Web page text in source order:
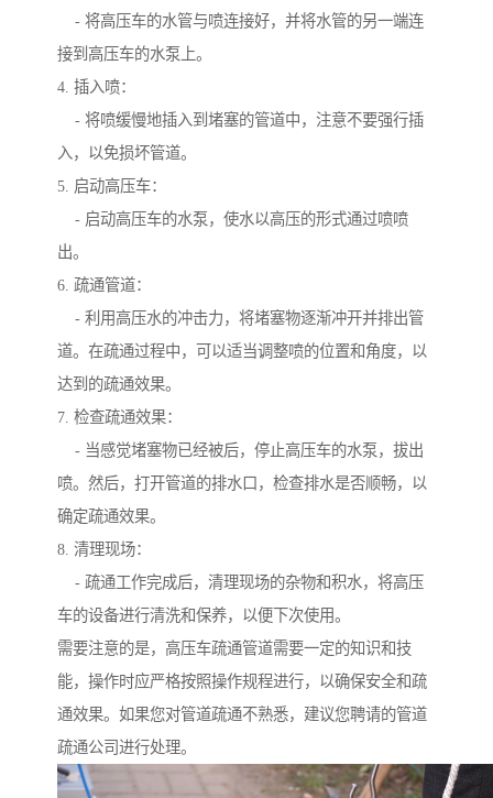
- 将高压车的水管与喷连接好，并将水管的另一端连
接到高压车的水泵上。
4. 插入喷：
- 将喷缓慢地插入到堵塞的管道中，注意不要强行插
入，以免损坏管道。
5. 启动高压车：
- 启动高压车的水泵，使水以高压的形式通过喷喷
出。
6. 疏通管道：
- 利用高压水的冲击力，将堵塞物逐渐冲开并排出管
道。在疏通过程中，可以适当调整喷的位置和角度，以
达到的疏通效果。
7. 检查疏通效果：
- 当感觉堵塞物已经被后，停止高压车的水泵，拔出
喷。然后，打开管道的排水口，检查排水是否顺畅，以
确定疏通效果。
8. 清理现场：
- 疏通工作完成后，清理现场的杂物和积水，将高压
车的设备进行清洗和保养，以便下次使用。
需要注意的是，高压车疏通管道需要一定的知识和技
能，操作时应严格按照操作规程进行，以确保安全和疏
通效果。如果您对管道疏通不熟悉，建议您聘请的管道
疏通公司进行处理。